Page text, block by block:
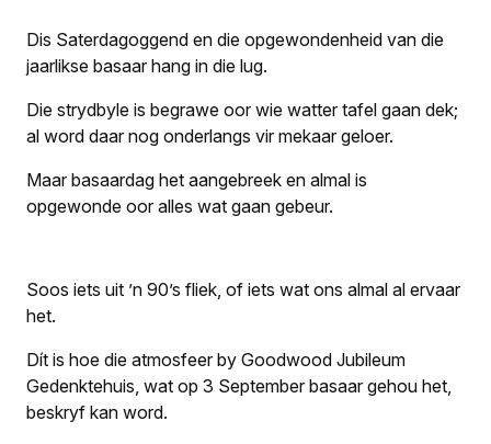
Dis Saterdagoggend en die opgewondenheid van die
jaarlikse basaar hang in die lug.
Die strydbyle is begrawe oor wie watter tafel gaan dek;
al word daar nog onderlangs vir mekaar geloer.
Maar basaardag het aangebreek en almal is
opgewonde oor alles wat gaan gebeur.
Soos iets uit ’n 90’s fliek, of iets wat ons almal al ervaar
het.
Dít is hoe die atmosfeer by Goodwood Jubileum
Gedenktehuis, wat op 3 September basaar gehou het,
beskryf kan word.